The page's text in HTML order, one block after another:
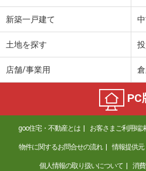
6.80万円
千葉県松戸市西馬橋相川町
11万円
住 所
千葉県松
専有面積 48.9m²
間取り
2DK
千葉県市原市五井中央西１丁目
新築一戸建て
土地を探す
店舗/事業用
PC
goo住宅・不動産とは お客さまご利用端
物件に関するお問合せの流れ 情報提供元
個人情報の取り扱いについて 消